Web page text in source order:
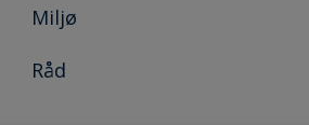
Kontakt oss
Prosjekt
Miljø
Bærekraftig utvikling
Råd